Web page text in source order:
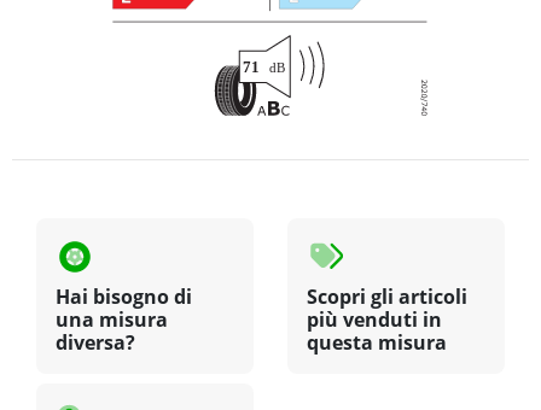
Hai bisogno di
una misura
diversa?
Scopri gli articoli
più venduti in
questa misura